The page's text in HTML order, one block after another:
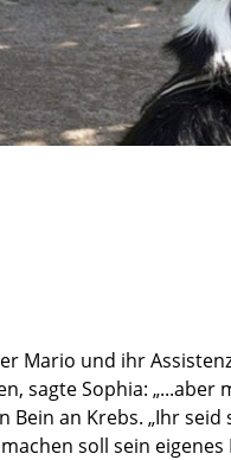
Mario und ihr
sagte Sophia:
an Krebs. „Ihr
soll sein